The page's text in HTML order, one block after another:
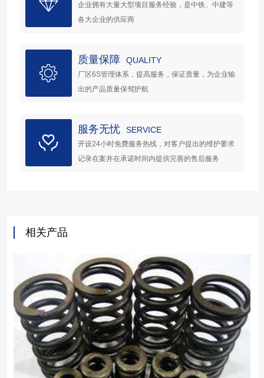
企业拥有大量大型项目服务经验，是中铁、中建等
各大企业的供应商
质量保障 QUALITY
厂区6S管理体系，提高服务，保证质量，为企业输
出的产品质量保驾护航
服务无忧 SERVICE
开设24小时免费服务热线，对客户提出的维护要求
记录在案并在承诺时间内提供完善的售后服务
相关产品